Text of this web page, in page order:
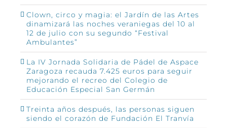
Clown, circo y magia: el Jardín de las Artes
dinamizará las noches veraniegas del 10 al
12 de julio con su segundo “Festival
Ambulantes”
La IV Jornada Solidaria de Pádel de Aspace
Zaragoza recauda 7.425 euros para seguir
mejorando el recreo del Colegio de
Educación Especial San Germán
Treinta años después, las personas siguen
siendo el corazón de Fundación El Tranvía